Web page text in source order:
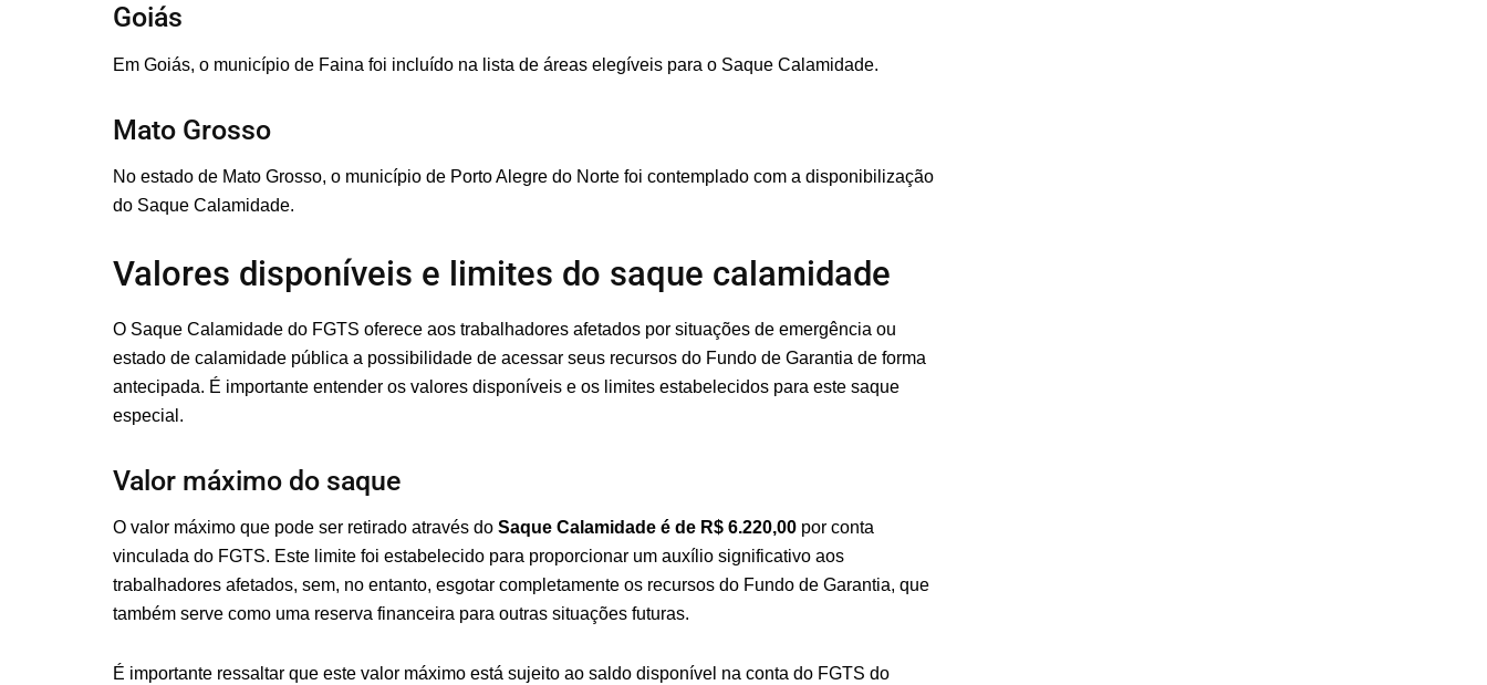
Goiás
Em Goiás, o município de Faina foi incluído na lista de áreas elegíveis para o Saque Calamidade.
Mato Grosso
No estado de Mato Grosso, o município de Porto Alegre do Norte foi contemplado com a disponibilização
do Saque Calamidade.
Valores disponíveis e limites do saque calamidade
O Saque Calamidade do FGTS oferece aos trabalhadores afetados por situações de emergência ou
estado de calamidade pública a possibilidade de acessar seus recursos do Fundo de Garantia de forma
antecipada. É importante entender os valores disponíveis e os limites estabelecidos para este saque
especial.
Valor máximo do saque
O valor máximo que pode ser retirado através do Saque Calamidade é de R$ 6.220,00 por conta
vinculada do FGTS. Este limite foi estabelecido para proporcionar um auxílio significativo aos
trabalhadores afetados, sem, no entanto, esgotar completamente os recursos do Fundo de Garantia, que
também serve como uma reserva financeira para outras situações futuras.
É importante ressaltar que este valor máximo está sujeito ao saldo disponível na conta do FGTS do